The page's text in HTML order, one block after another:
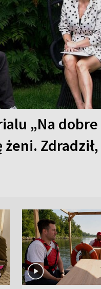
„Na dobre
żeni.